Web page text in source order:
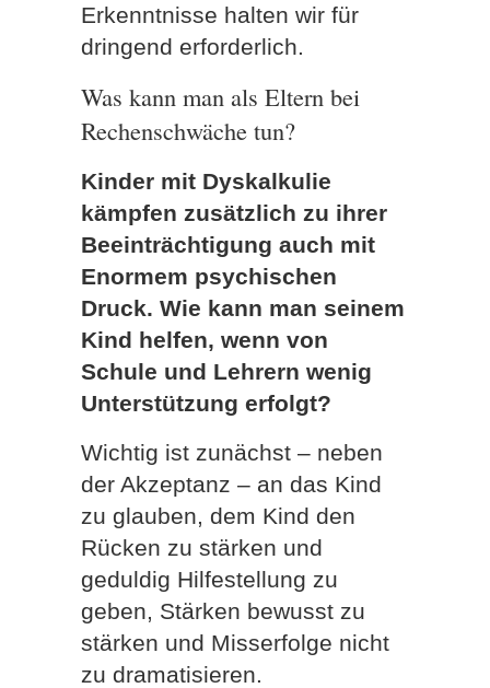
Erkenntnisse halten wir für
dringend erforderlich.
Was kann man als Eltern bei
Rechenschwäche tun?
Kinder mit Dyskalkulie
kämpfen zusätzlich zu ihrer
Beeinträchtigung auch mit
Enormem psychischen
Druck. Wie kann man seinem
Kind helfen, wenn von
Schule und Lehrern wenig
Unterstützung erfolgt?
Wichtig ist zunächst – neben
der Akzeptanz – an das Kind
zu glauben, dem Kind den
Rücken zu stärken und
geduldig Hilfestellung zu
geben, Stärken bewusst zu
stärken und Misserfolge nicht
zu dramatisieren.